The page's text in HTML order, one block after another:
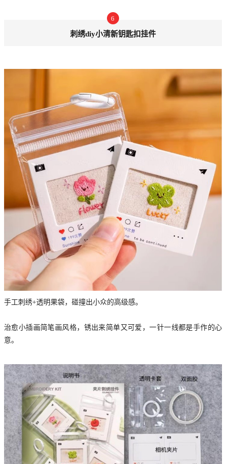
6
刺绣diy小清新钥匙扣挂件
手工刺绣+透明果袋，碰撞出小众的高级感。
治愈小插画简笔画风格，锈出来简单又可爱，一针一线都是手作的心
意。